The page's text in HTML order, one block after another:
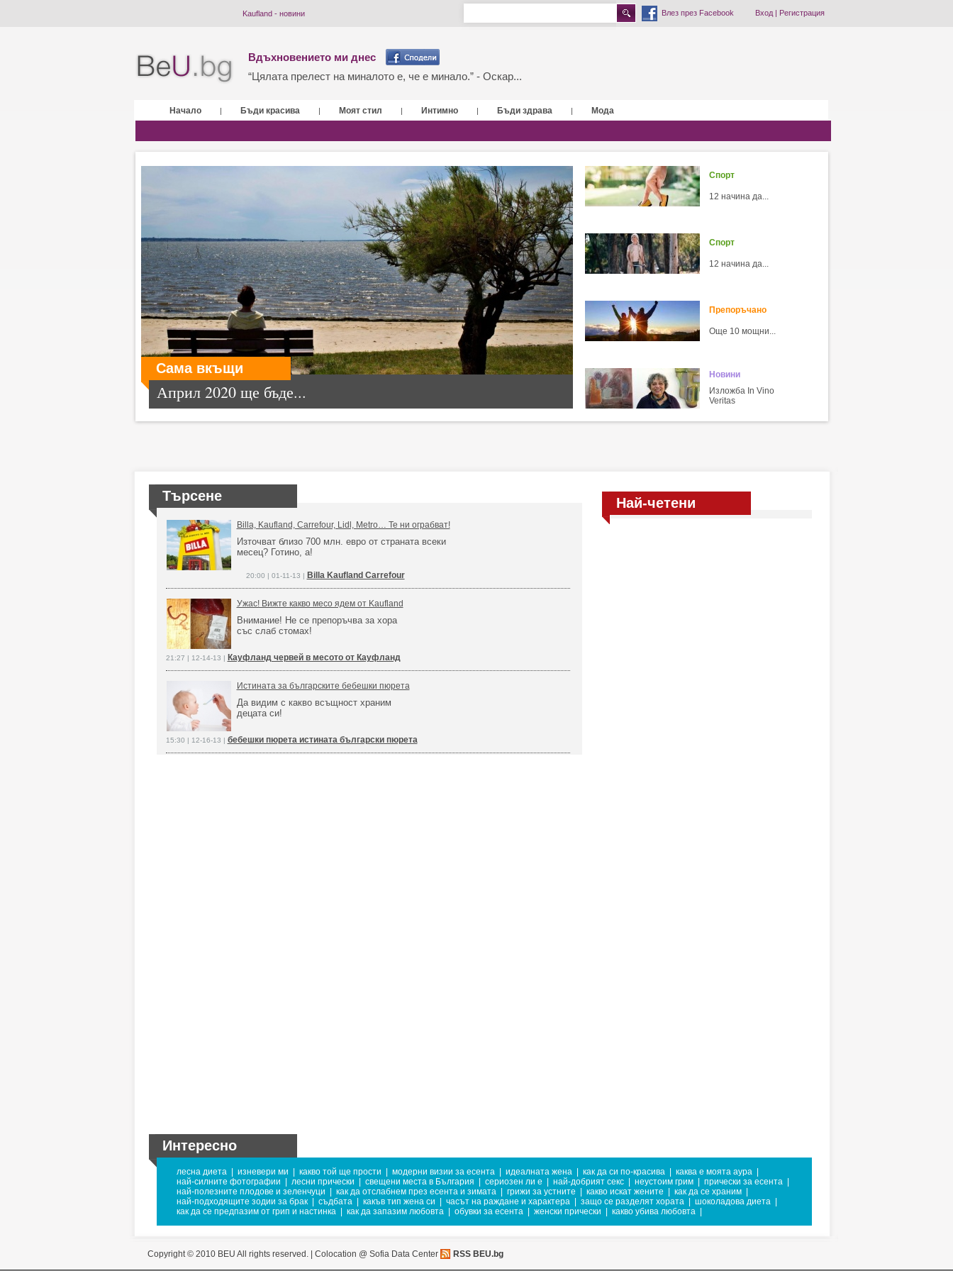
Kaufland - новини Влез през Facebook Вход| Регистрация
Вдъхновението ми днес
“Цялата прелест на миналото е, че е минало.” - Оскар...
Начало | Бъди красива | Моят стил | Интимно | Бъди здрава | Мода
Сама вкъщи
Април 2020 ще бъде...
Спорт
12 начина да...
Спорт
12 начина да...
Препоръчано
Още 10 мощни...
Новини
Изложба In Vino
Veritas
Търсене
Billa, Kaufland, Carrefour, Lidl, Metro… Те ни ограбват!
Източват близо 700 млн. евро от страната всеки
месец? Готино, а!
20:00 | 01-11-13 | Billa Kaufland Carrefour
Ужас! Вижте какво месо ядем от Kaufland
Внимание! Не се препоръчва за хора
със слаб стомах!
21:27 | 12-14-13 | Кауфланд червей в месото от Кауфланд
Истината за българските бебешки пюрета
Да видим с какво всъщност храним
децата си!
15:30 | 12-16-13 | бебешки пюрета истината български пюрета
Най-четени
Интересно
лесна диета изневери ми какво той ще прости модерни визии за есента идеалната жена как да си по-красива каква е моята аура
най-силните фотографии
лесни прически свещени места в България сериозен ли е най-добрият секс неустоим грим прически за есента
най-полезните плодове и зеленчуци
как да отслабнем през есента и зимата грижи за устните какво искат жените как да се храним
най-подходящите зодии за брак
съдбата какъв тип жена си часът на раждане и характера защо се разделят хората шоколадова диета
как да се предпазим от грип и настинка
как да запазим любовта обувки за есента женски прически какво убива любовта
Copyright © 2010 BEU All rights reserved. | Colocation @ Sofia Data Center RSS BEU.bg